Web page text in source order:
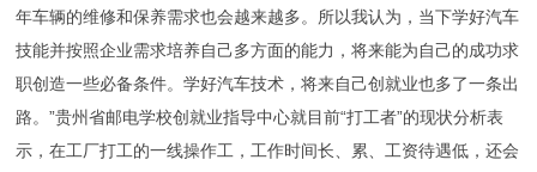
年车辆的维修和保养需求也会越来越多。所以我认为，当下学好汽车
技能并按照企业需求培养自己多方面的能力，将来能为自己的成功求
职创造一些必备条件。学好汽车技术，将来自己创就业也多了一条出
路。”贵州省邮电学校创就业指导中心就目前“打工者”的现状分析表
示，在工厂打工的一线操作工，工作时间长、累、工资待遇低，还会